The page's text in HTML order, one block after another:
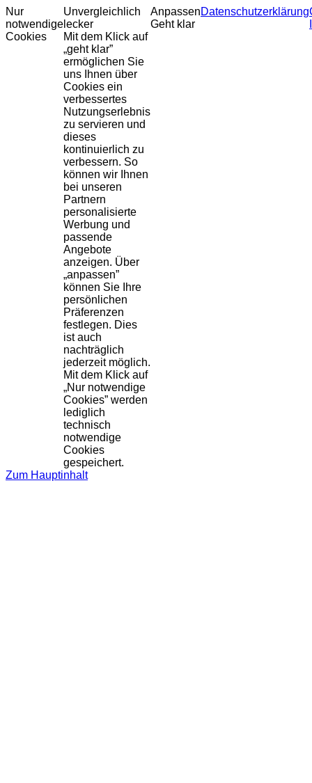
Nur
notwendige
Cookies
Unvergleichlich
lecker
Mit dem Klick auf
„geht klar”
ermöglichen Sie
uns Ihnen über
Cookies ein
verbessertes
Nutzungserlebnis
zu servieren und
dieses
kontinuierlich zu
verbessern. So
können wir Ihnen
bei unseren
Partnern
personalisierte
Werbung und
passende
Angebote
anzeigen. Über
„anpassen”
können Sie Ihre
persönlichen
Präferenzen
festlegen. Dies
ist auch
nachträglich
jederzeit möglich.
Mit dem Klick auf
„Nur notwendige
Cookies” werden
lediglich
technisch
notwendige
Cookies
gespeichert.
Anpassen
Geht klar
Datenschutzerklärung
Zum Hauptinhalt